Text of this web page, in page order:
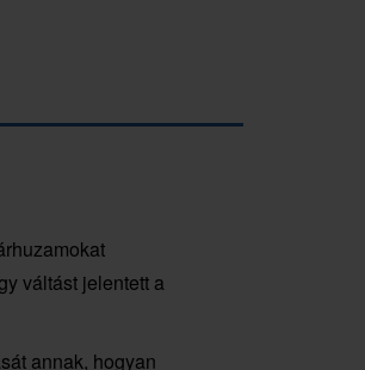
váltást jelentett a
annak, hogyan